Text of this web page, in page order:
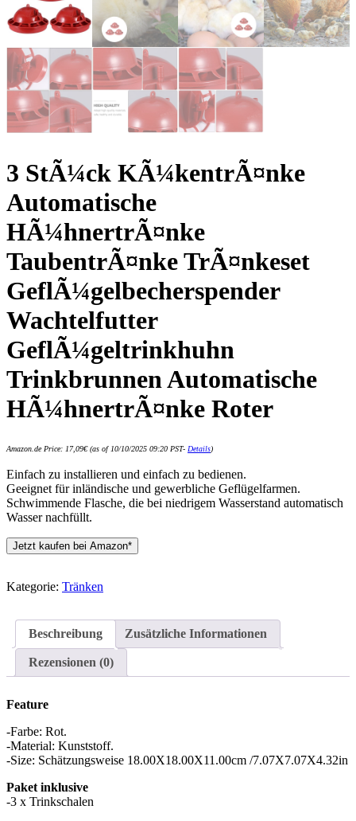
3 StÃ¼ck KÃ¼kentrÃ¤nke
Automatische
HÃ¼hnertrÃ¤nke
TaubentrÃ¤nke TrÃ¤nkeset
GeflÃ¼gelbecherspender
Wachtelfutter
GeflÃ¼geltrinkhuhn
Trinkbrunnen Automatische
HÃ¼hnertrÃ¤nke Roter
Amazon.de Price: 17,09€(as of 10/10/2025 09:20 PST- Details)
Einfach zu installieren und einfach zu bedienen.
Geeignet für inländische und gewerbliche Geflügelfarmen.
Schwimmende Flasche, die bei niedrigem Wasserstand automatisch
Wasser nachfüllt.
Jetzt kaufen bei Amazon*
Kategorie: Tränken
Beschreibung Zusätzliche Informationen
Rezensionen (0)
Feature
-Farbe: Rot.
-Material: Kunststoff.
-Size: Schätzungsweise 18.00X18.00X11.00cm /7.07X7.07X4.32in
Paket inklusive
-3 x Trinkschalen